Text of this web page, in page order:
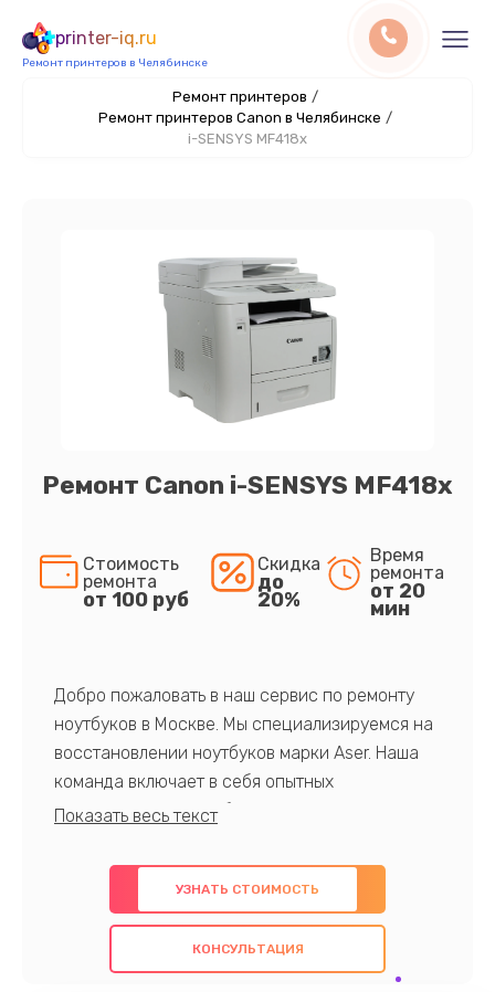
printer-iq.ru
Ремонт принтеров в Челябинске
Ремонт принтеров /
Ремонт принтеров Canon в Челябинске /
i-SENSYS MF418x
Ремонт Canon i-SENSYS MF418x
Стоимость
ремонта
от 100 руб
Скидка
до
20%
Время
ремонта
от 20
мин
Добро пожаловать в наш сервис по ремонту
ноутбуков в Москве. Мы специализируемся на
восстановлении ноутбуков марки Aser. Наша
команда включает в себя опытных
профессионалов с обширными знаниями и
предлагаем быстрый и качественный ремонт с
использованием оригинальных компонентов, а
также гарантируем качество всех
проведенных работ. Наша цель - предоставить
УЗНАТЬ СТОИМОСТЬ
КОНСУЛЬТАЦИЯ